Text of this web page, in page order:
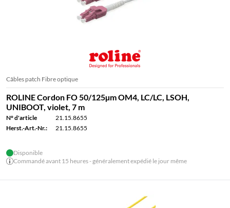
Câbles patch Fibre optique
ROLINE Cordon FO 50/125µm OM4, LC/LC, LSOH,
UNIBOOT, violet, 7 m
N° d'article
21.15.8655
Herst.-Art.-Nr.:
21.15.8655
Disponible
Commandé avant 15 heures - généralement expédié le jour même